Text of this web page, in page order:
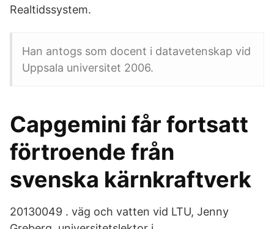
Realtidssystem.
Han antogs som docent i datavetenskap vid
Uppsala universitet 2006.
Capgemini får fortsatt
förtroende från
svenska kärnkraftverk
20130049 . väg och vatten vid LTU, Jenny